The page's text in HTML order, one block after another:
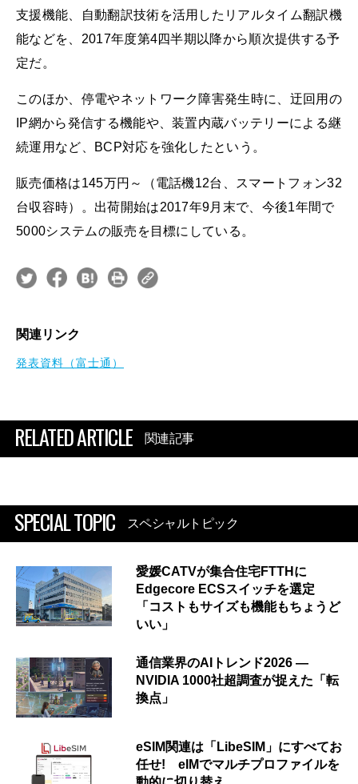
支援機能、自動翻訳技術を活用したリアルタイム翻訳機
能などを、2017年度第4四半期以降から順次提供する予
定だ。
このほか、停電やネットワーク障害発生時に、迂回用の
IP網から発信する機能や、装置内蔵バッテリーによる継
続運用など、BCP対応を強化したという。
販売価格は145万円～（電話機12台、スマートフォン32
台収容時）。出荷開始は2017年9月末で、今後1年間で
5000システムの販売を目標にしている。
関連リンク
発表資料（富士通）
RELATED ARTICLE 関連記事
SPECIAL TOPIC スペシャルトピック
愛媛CATVが集合住宅FTTHに
Edgecore ECSスイッチを選定
「コストもサイズも機能もちょうど
いい」
通信業界のAIトレンド2026 ―
NVIDIA 1000社超調査が捉えた「転
換点」
eSIM関連は「LibeSIM」にすべてお
任せ! eIMでマルチプロファイルを